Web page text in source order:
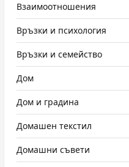
Взаимоотношения
Връзки и психология
Връзки и семейство
Дом
Дом и градина
Домашен текстил
Домашни съвети